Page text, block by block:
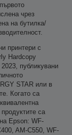
чрез
на бутилка/
принтери с
Hardcopy
публикувани
STAR или в
Когато са
са
Epson: WF-
AM-C550, WF-